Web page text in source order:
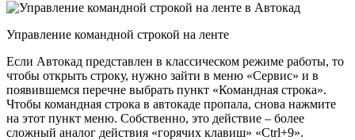
Управление командной строкой на ленте
Если Автокад представлен в классическом режиме работы, то
чтобы открыть строку, нужно зайти в меню «Сервис» и в
появившемся перечне выбрать пункт «Командная строка».
Чтобы командная строка в автокаде пропала, снова нажмите
на этот пункт меню. Собственно, это действие – более
сложный аналог действия «горячих клавиш» «Ctrl+9».